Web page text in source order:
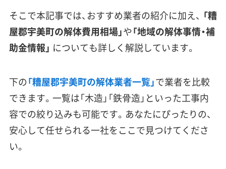
そこで本記事では、おすすめ業者の紹介に加え、 「糟
屋郡宇美町の解体費用相場」や「地域の解体事情・補
助金情報」 についても詳しく解説しています。
下の「糟屋郡宇美町の解体業者一覧」で業者を比較
できます。一覧は「木造」「鉄骨造」といった工事内
容での絞り込みも可能です。あなたにぴったりの、
安心して任せられる一社をここで見つけてくださ
い。